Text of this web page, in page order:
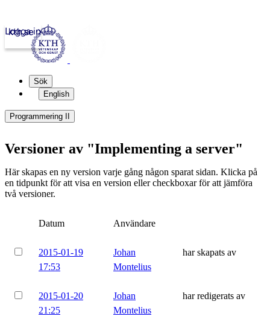
kth.se
Logga in
Sök
English
Programmering II
Versioner av "Implementing a server"
Här skapas en ny version varje gång någon sparat sidan. Klicka på
en tidpunkt för att visa en version eller checkboxar för att jämföra
två versioner.
Datum Användare
2015-01-19
17:53
Johan
Montelius
har skapats av
2015-01-20
21:25
Johan
Montelius
har redigerats av